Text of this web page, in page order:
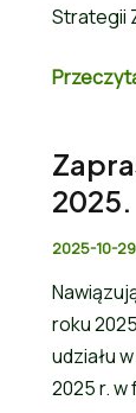
Strategii
2025.
2025-10-29
roku
udziału
2025 r.